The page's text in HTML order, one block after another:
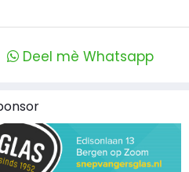
Deel mè Whatsapp